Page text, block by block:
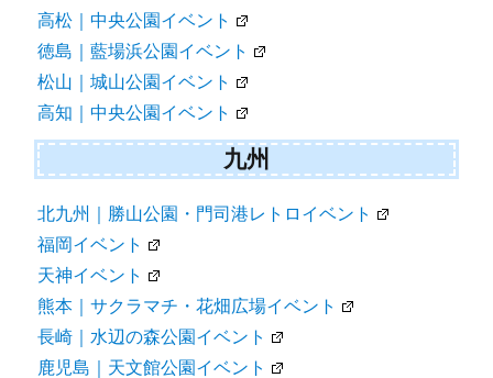
高松｜中央公園イベント
徳島｜藍場浜公園イベント
松山｜城山公園イベント
高知｜中央公園イベント
九州
北九州｜勝山公園・門司港レトロイベント
福岡イベント
天神イベント
熊本｜サクラマチ・花畑広場イベント
長崎｜水辺の森公園イベント
鹿児島｜天文館公園イベント